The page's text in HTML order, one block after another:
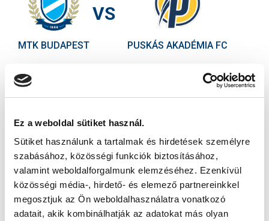
Ez a weboldal sütiket használ.
Sütiket használunk a tartalmak és hirdetések személyre
szabásához, közösségi funkciók biztosításához,
valamint weboldalforgalmunk elemzéséhez. Ezenkívül
közösségi média-, hirdető- és elemező partnereinkkel
megosztjuk az Ön weboldalhasználatra vonatkozó
adatait, akik kombinálhatják az adatokat más olyan
MTK BUDAPEST
VS
PUSKÁS AKADÉMIA FC
MTK BUDAPEST HÍRLEVÉL
Ne maradjon le egy eseményről sem! Iratkozzon fel ingyenes
Elfogadom azAdatvédelmi tájékoztatót!